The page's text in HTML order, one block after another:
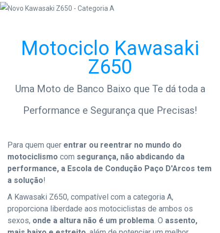
Motociclo Kawasaki
Z650
Uma Moto de Banco Baixo que Te dá toda a
Performance e Segurança que Precisas!
Para quem quer entrar ou reentrar no mundo do
motociclismo com segurança, não abdicando da
performance, a Escola de Condução Paço D'Arcos tem
a solução!
A Kawasaki Z650, compatível com a categoria A,
proporciona liberdade aos motociclistas de ambos os
sexos, onde a altura não é um problema . O assento,